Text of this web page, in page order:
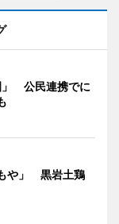
」 公民連携でに
や」 黒岩土鶏